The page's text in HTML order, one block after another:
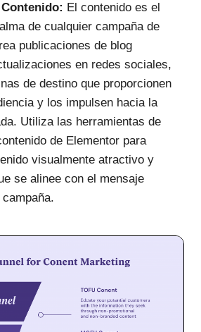
El contenido es el
de cualquier campaña de
publicaciones de blog
en redes sociales,
de destino que proporcionen
y los impulsen hacia la
Utiliza las herramientas de
de Elementor para
visualmente atractivo y
se alinee con el mensaje